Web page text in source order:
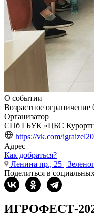
О событии
Возрастное ограничение
Организатор
СПб ГБУК «ЦБС
https://vk.com/
Адрес
Как добраться?
Ленина пр., 25 |
Поделиться в
ИГРОФЕСТ-